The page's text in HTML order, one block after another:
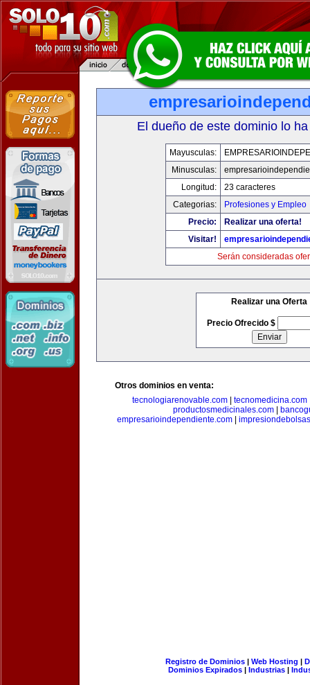
El dueño de este dominio lo
Mayusculas:
Minusculas:
Longitud:
23 caracteres
Categorias:
Profesiones y Empleo
Precio:
Realizar una oferta!
Visitar!
Serán consideradas
Realizar una Oferta
Precio Ofrecido $
Otros dominios en venta:
tecnologiarenovable.com
tecnomedicina.com
productosmedicinales.com|
empresarioindependiente.com
Registro de Dominios| Web Hosting |
Dominios Expirados | Industrias |